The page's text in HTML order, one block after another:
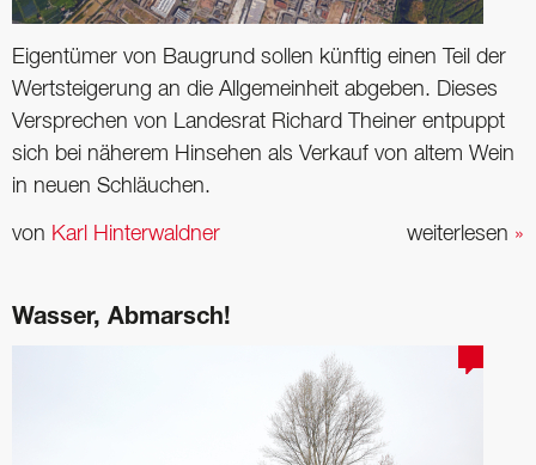
Eigentümer von Baugrund sollen künftig einen Teil der
Wertsteigerung an die Allgemeinheit abgeben. Dieses
Versprechen von Landesrat Richard Theiner entpuppt
sich bei näherem Hinsehen als Verkauf von altem Wein
in neuen Schläuchen.
weiterlesen »
von Karl Hinterwaldner
Wasser, Abmarsch!